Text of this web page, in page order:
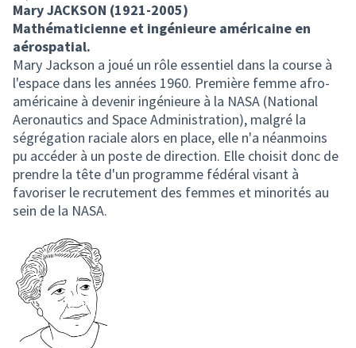
Mary JACKSON (1921-2005)
Mathématicienne et ingénieure américaine en
aérospatial.
Mary Jackson a joué un rôle essentiel dans la course à
l'espace dans les années 1960. Première femme afro-
américaine à devenir ingénieure à la NASA (National
Aeronautics and Space Administration), malgré la
ségrégation raciale alors en place, elle n'a néanmoins
pu accéder à un poste de direction. Elle choisit donc de
prendre la tête d'un programme fédéral visant à
favoriser le recrutement des femmes et minorités au
sein de la NASA.